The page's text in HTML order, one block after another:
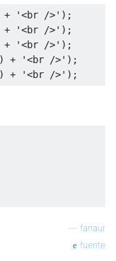
+ '<br />' );
+ '<br />' );
+ '<br />' );
) + '<br />' );
) + '<br />' );
fanaur
fuente